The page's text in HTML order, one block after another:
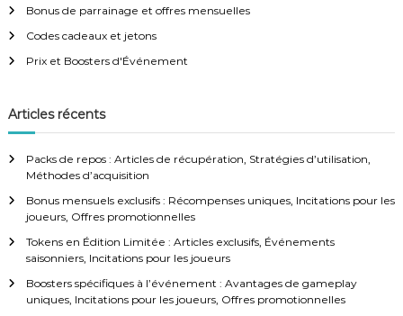
a
v
i
g
Bonus de parrainage et offres mensuelles
Codes cadeaux et jetons
Prix et Boosters d'Événement
Articles récents
Packs de repos : Articles de récupération, Stratégies d’utilisation,
Méthodes d’acquisition
Bonus mensuels exclusifs : Récompenses uniques, Incitations pour les
joueurs, Offres promotionnelles
Tokens en Édition Limitée : Articles exclusifs, Événements
saisonniers, Incitations pour les joueurs
Boosters spécifiques à l’événement : Avantages de gameplay
uniques, Incitations pour les joueurs, Offres promotionnelles